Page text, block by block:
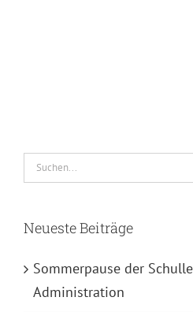
Suche
nach:
Neueste Beiträge
Sommerpause der
Administration